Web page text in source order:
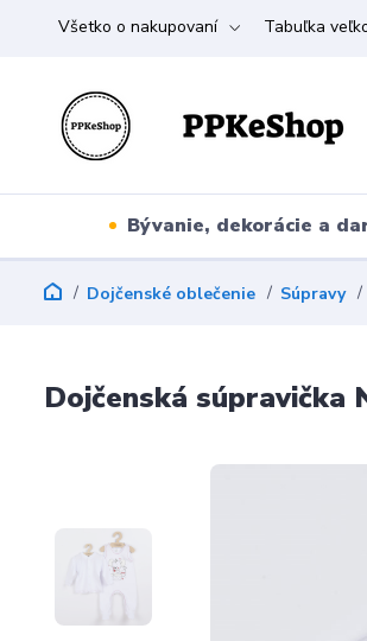
Všetko o nakupovaní Tabuľka
Bývanie, dekorácie a
Dojčenské oblečenie Súpravy
Dojčenská súpravička